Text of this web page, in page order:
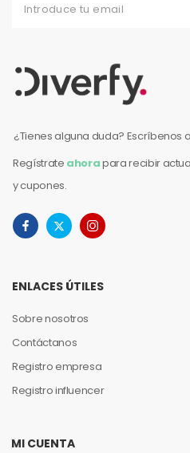
¿Tienes alguna duda? Escríbenos a
Regístrate ahorapara recibir
y cupones.
ENLACES ÚTILES
Sobre nosotros
Contáctanos
Registro empresa
Registro influencer
MI CUENTA